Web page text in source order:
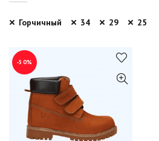
Горчичный 34 29 25
-50%